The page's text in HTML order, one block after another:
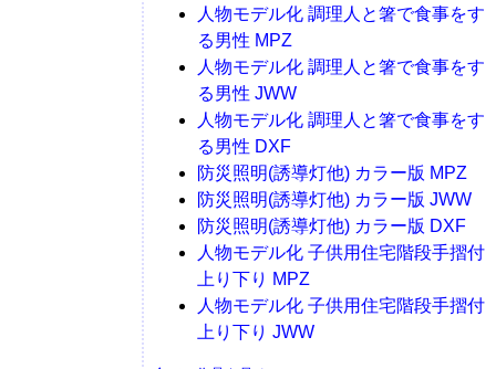
人物モデル化 調理人と箸で食事をす
る男性 MPZ
人物モデル化 調理人と箸で食事をす
る男性 JWW
人物モデル化 調理人と箸で食事をす
る男性 DXF
防災照明(誘導灯他) カラー版 MPZ
防災照明(誘導灯他) カラー版 JWW
防災照明(誘導灯他) カラー版 DXF
人物モデル化 子供用住宅階段手摺付
上り下り MPZ
人物モデル化 子供用住宅階段手摺付
上り下り JWW